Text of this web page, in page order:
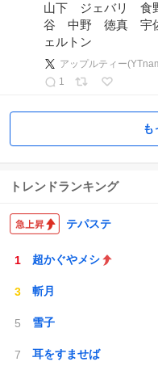
山下 ジェバリ 食
谷 中野 徳真 宇
ェルトン
アップルティー
1
も
トレンドランキング
テパステ
超かぐやメシ
斬月
雪子
耳をすませば